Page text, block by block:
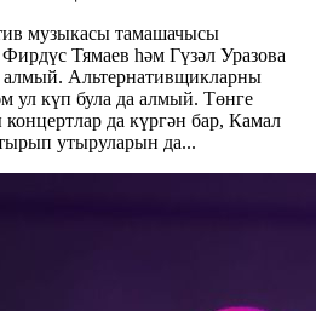
музыкасы тамашачысы
Тямаев һәм Гүзәл Уразова
Альтернативщикларны
ул күп була да алмый. Төнге
да күргән бар, Камал
утыруларын да...